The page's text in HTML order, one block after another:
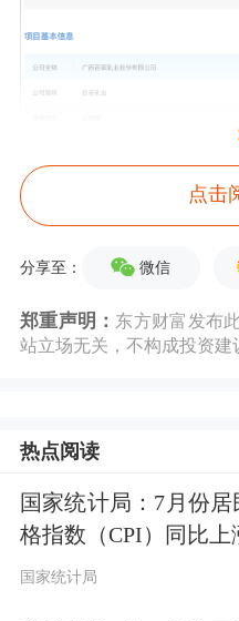
乳制品细分赛道迎
2025年以来，
消费龙头股股价飙
高不下，重仓基
消费已然成为市场
性化、品质化、健
消费四大核心标签
在此背景下，乳业
点击
分享至： 微信
郑重声明： 东方财富发布
站立场无关，不构成投资建
热点阅读
国家统计局：7月份居
格指数（CPI）同比上
国家统计局